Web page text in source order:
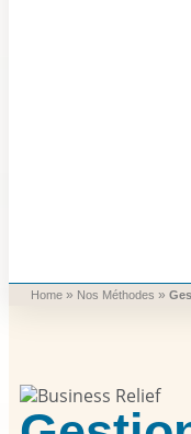
Home » Nos Méthodes »